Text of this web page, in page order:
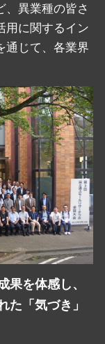
、異業種の皆さ
用に関するイン
通じて、各業界
果を体感し、
た「気づき」